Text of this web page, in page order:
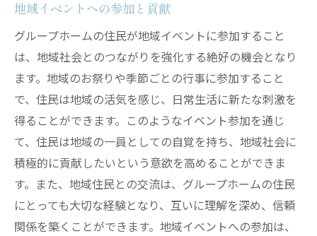
地域イベントへの参加と貢献
グループホームの住民が地域イベントに参加すること
は、地域社会とのつながりを強化する絶好の機会となり
ます。地域のお祭りや季節ごとの行事に参加すること
で、住民は地域の活気を感じ、日常生活に新たな刺激を
得ることができます。このようなイベント参加を通じ
て、住民は地域の一員としての自覚を持ち、地域社会に
積極的に貢献したいという意欲を高めることができま
す。また、地域住民との交流は、グループホームの住民
にとっても大切な経験となり、互いに理解を深め、信頼
関係を築くことができます。地域イベントへの参加は、